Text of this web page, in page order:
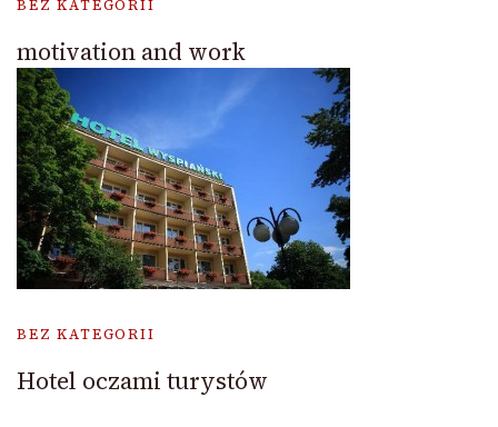
BEZ KATEGORII
motivation and work
BEZ KATEGORII
Hotel oczami turystów